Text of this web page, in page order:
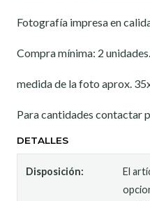
Fotografía impresa en
Compra mínima: 2 unidades.
medida de la foto aprox.
Para cantidades contactar
DETALLES
Disposición:
El